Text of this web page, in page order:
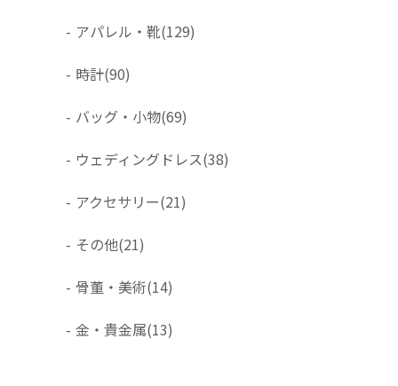
- アパレル・靴(129)
- 時計(90)
- バッグ・小物(69)
- ウェディングドレス(38)
- アクセサリー(21)
- その他(21)
- 骨董・美術(14)
- 金・貴金属(13)